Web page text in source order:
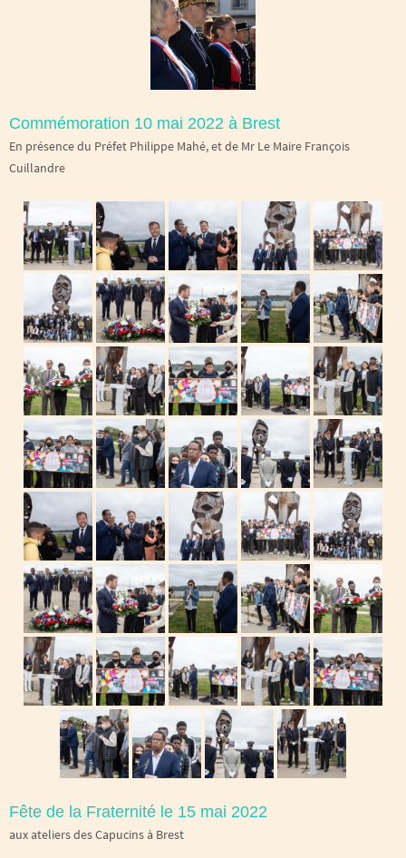
Commémoration 10 mai 2022 à Brest
En présence du Préfet Philippe Mahé, et de Mr Le Maire François
Cuillandre
Fête de la Fraternité le 15 mai 2022
aux ateliers des Capucins à Brest